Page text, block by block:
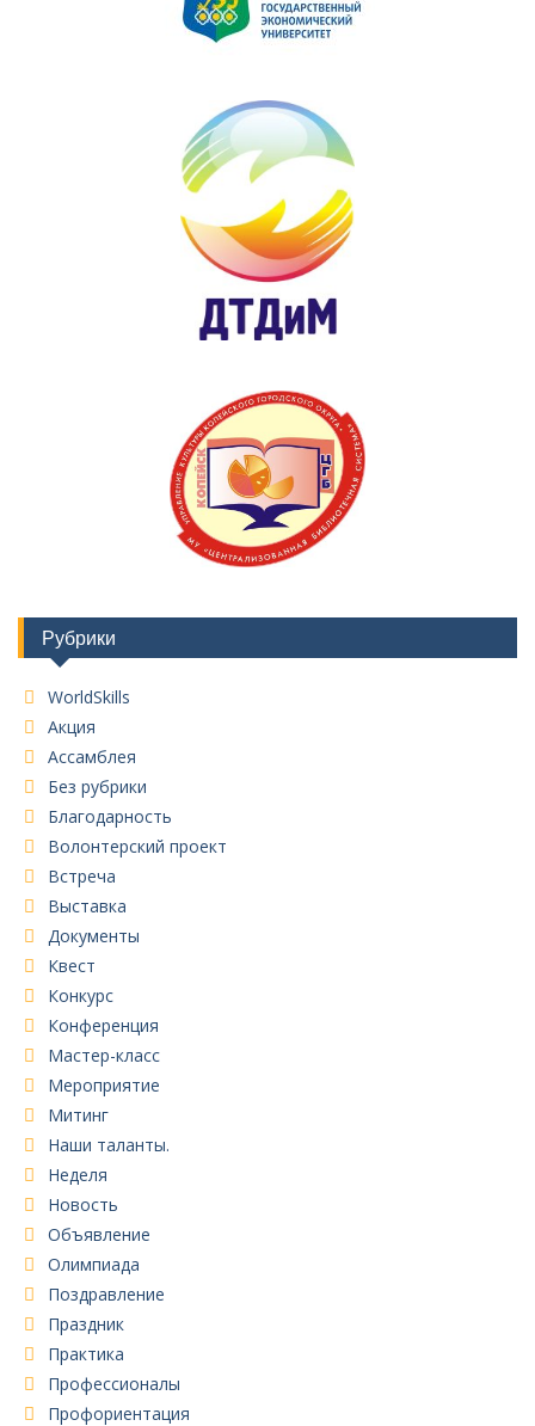
Рубрики
WorldSkills
Акция
Ассамблея
Без рубрики
Благодарность
Волонтерский проект
Встреча
Выставка
Документы
Квест
Конкурс
Конференция
Мастер-класс
Мероприятие
Митинг
Наши таланты.
Неделя
Новость
Объявление
Олимпиада
Поздравление
Праздник
Практика
Профессионалы
Профориентация